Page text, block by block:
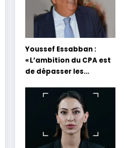
Youssef Essabban :
« L’ambition du CPA est
de dépasser les
et académiques de
formation en
s’appuyant sur le
partage des
expériences »